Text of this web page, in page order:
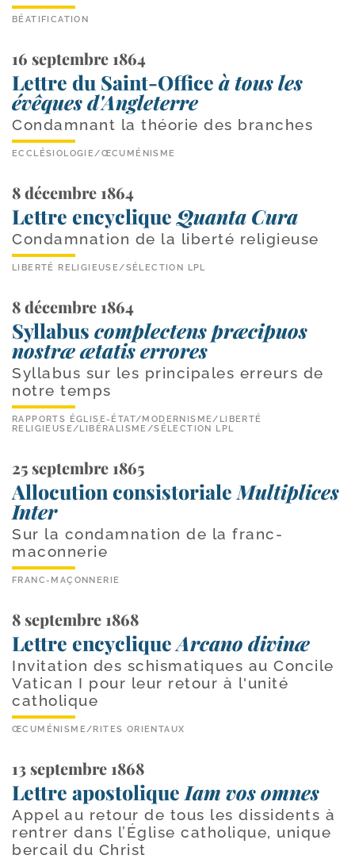
BÉATIFICATION
16 septembre 1864
Lettre du Saint-Office à tous les
évêques d'Angleterre
Condamnant la théorie des branches
ECCLÉSIOLOGIE/ŒCUMÉNISME
8 décembre 1864
Lettre encycliqueQuanta Cura
Condamnation de la liberté religieuse
LIBERTÉ RELIGIEUSE/SÉLECTION LPL
8 décembre 1864
Syllabus complectens præcipuos
nostræ ætatis errores
Syllabus sur les principales erreurs de
notre temps
RAPPORTS ÉGLISE-ÉTAT/MODERNISME/ LIBERTÉ
RELIGIEUSE/LIBÉRALISME/SÉLECTION LPL
25 septembre 1865
Allocution consistoriale Multiplices
Inter
Sur la condamnation de la franc-
maconnerie
FRANC-MAÇONNERIE
8 septembre 1868
Lettre encycliqueArcano divinæ
Invitation des schismatiques au Concile
Vatican I pour leur retour à l'unité
catholique
ŒCUMÉNISME/RITES ORIENTAUX
13 septembre 1868
Lettre apostolique Iam vos omnes
Appel au retour de tous les dissidents à
rentrer dans l’Église catholique, unique
bercail du Christ